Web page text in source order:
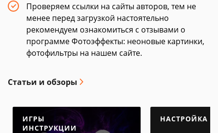
Проверяем ссылки на сайты авторов, тем не
менее перед загрузкой настоятельно
рекомендуем ознакомиться с отзывами о
программе Фотоэффекты: неоновые картинки,
фотофильтры на нашем сайте.
Статьи и обзоры
ИГРЫ
ИНСТРУКЦИИ
НАСТРОЙКА